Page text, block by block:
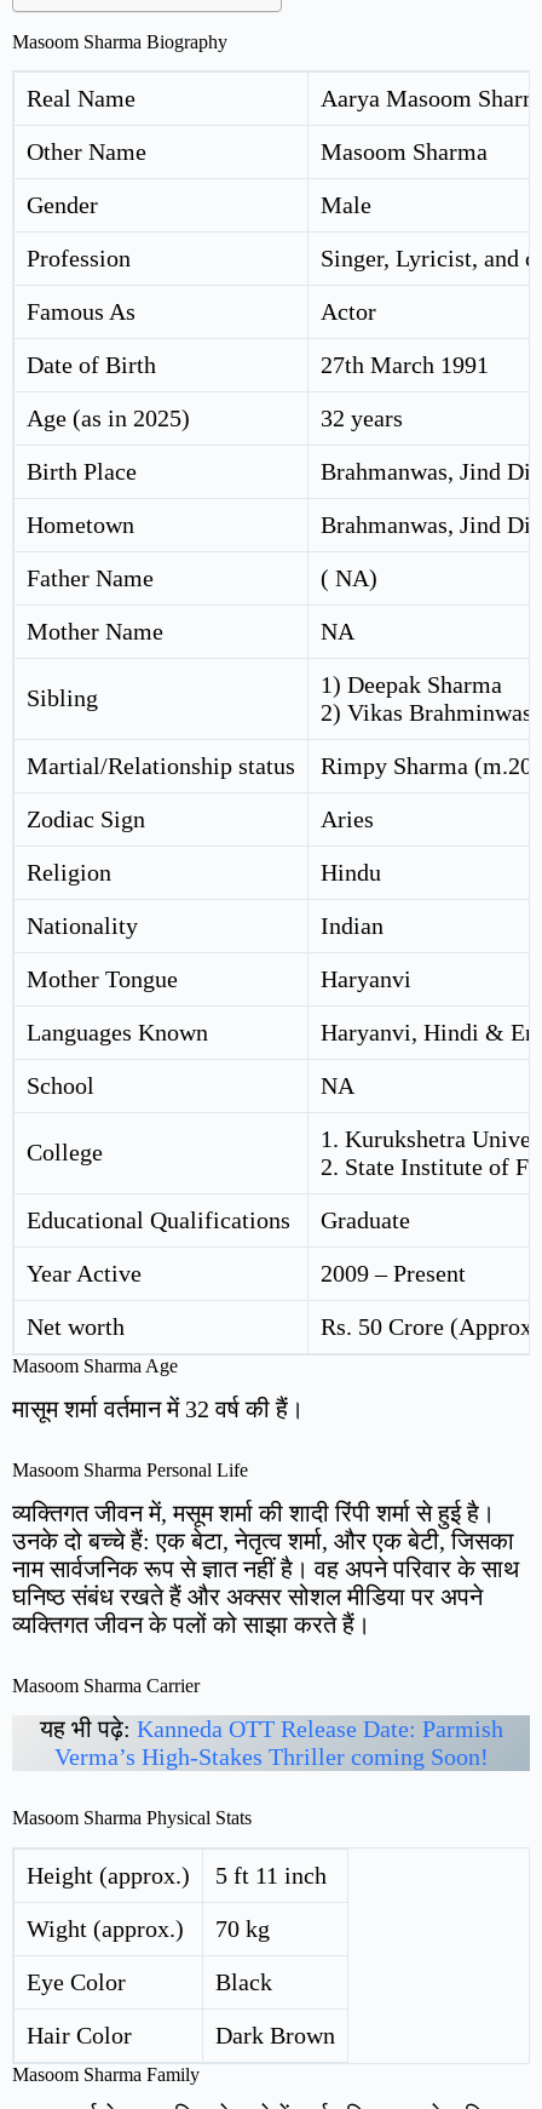
Masoom Sharma Biography
Real Name
Aarya Masoom
Other Name
Masoom Sharma
Gender
Male
Profession
Singer, Lyricist, and
Famous As
Actor
Date of Birth
27th March 1991
Age (as in 2025)
32 years
Birth Place
Brahmanwas, Jind
Hometown
Brahmanwas, Jind
Father Name
( NA)
Mother Name
NA
Sibling
1) Deepak Sharma
2) Vikas Brahminwas
Martial/Relationship status
Rimpy Sharma
Zodiac Sign
Aries
Religion
Hindu
Nationality
Indian
Mother Tongue
Haryanvi
Languages Known
Haryanvi, Hindi &
School
NA
College
1. Kurukshetra
2. State Institute of
Educational Qualifications
Graduate
Year Active
2009 – Present
Net worth
Rs. 50 Crore
Masoom Sharma Age
मासूम शर्मा वर्तमान में 32 वर्ष की हैं।
Masoom Sharma Personal Life
व्यक्तिगत जीवन में, मसूम शर्मा की शादी रिंपी शर्मा से हुई है।
उनके दो बच्चे हैं: एक बेटा, नेतृत्व शर्मा, और एक बेटी, जिसका
नाम सार्वजनिक रूप से ज्ञात नहीं है। वह अपने परिवार के साथ
घनिष्ठ संबंध रखते हैं और अक्सर सोशल मीडिया पर अपने
व्यक्तिगत जीवन के पलों को साझा करते हैं।
Masoom Sharma Carrier
यह भी पढ़े: Kanneda OTT Release Date: Parmish
Verma’s High-Stakes Thriller coming Soon!
Masoom Sharma Physical Stats
Height (approx.)
5 ft 11 inch
Wight (approx.)
70 kg
Eye Color
Black
Hair Color
Dark Brown
Masoom Sharma Family